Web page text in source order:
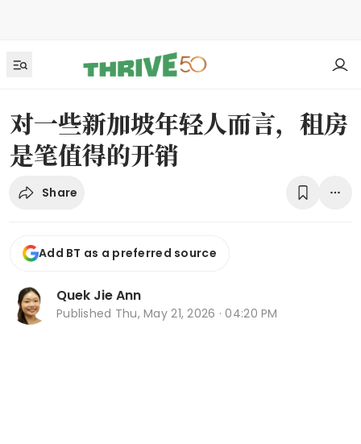
对一些新加坡年轻人而言，租房
是笔值得的开销
Share
Add BT as a preferred source
Quek Jie Ann
Published Thu, May 21, 2026 · 04:20 PM